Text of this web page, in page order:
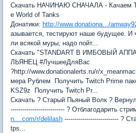
Скачать НАЧИНАЮ СНАЧАЛА - Качаем
е World of Tanks
Донатики: http://www.donationa.../
азывается, тестируют наше будущее. И
ли всякой муры, надо пойт...
Скачать "STANDART B ИМБОВЫЙ
ЛЬЯНЕЦ #ЛучшееДляВас
?http://www.donationalerts.ru/r/
мера Рублем Получить Twitch Prime
KSZ9z Получить Twitch Pr...
Скачать ? Старый Пьяный Волк ?
--------------------------- ? Отблагодарить
n....com/r/delilash --------------------------- ?
tps...